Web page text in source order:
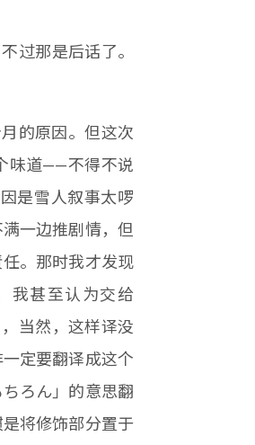
过那是后话了。
的原因。但这次
味道——不得不说
是雪人叙事太啰
一边推剧情，但
。那时我才发现
我甚至认为交给
当然，这样译没
定要翻译成这个
ろん」的意思翻
将修饰部分置于